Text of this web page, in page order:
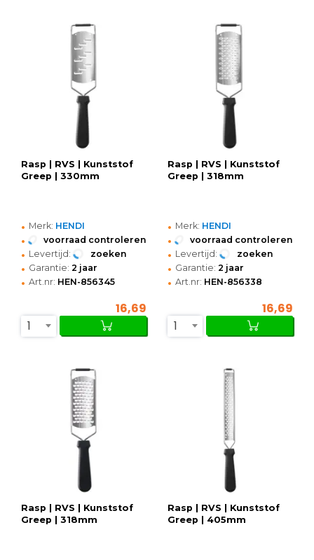
Rasp | RVS | Kunststof
Greep | 330mm
• Merk: HENDI
• voorraad controleren
• Levertijd: zoeken
• Garantie: 2 jaar
• Art.nr: HEN-856345
16,69
1
Rasp | RVS | Kunststof
Greep | 318mm
• Merk: HENDI
• voorraad controleren
• Levertijd: zoeken
• Garantie: 2 jaar
• Art.nr: HEN-856338
16,69
1
Rasp | RVS | Kunststof
Greep | 318mm
Rasp | RVS | Kunststof
Greep | 405mm